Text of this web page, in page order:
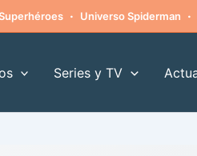
· Universo Spiderman ·
Series y TV